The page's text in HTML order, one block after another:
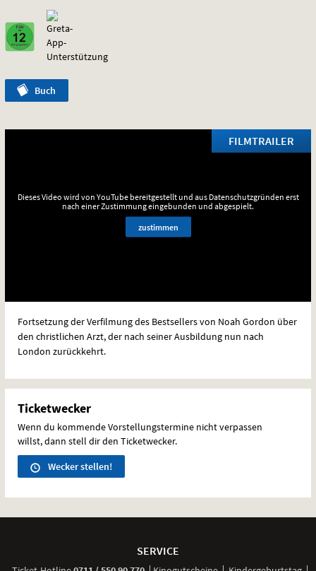
Buch
FILMTRAILER
Dieses Video wird von YouTube bereitgestellt und aus Datenschutzgründen erst
nach einer Zustimmung eingebunden und abgespielt.
zustimmen
Fortsetzung der Verfilmung des Bestsellers von Noah Gordon über
den christlichen Arzt, der nach seiner Ausbildung nun nach
London zurückkehrt.
Ticketwecker
Wenn du kommende Vorstellungstermine nicht verpassen
willst, dann stell dir den Ticketwecker.
Wecker stellen!
SERVICE